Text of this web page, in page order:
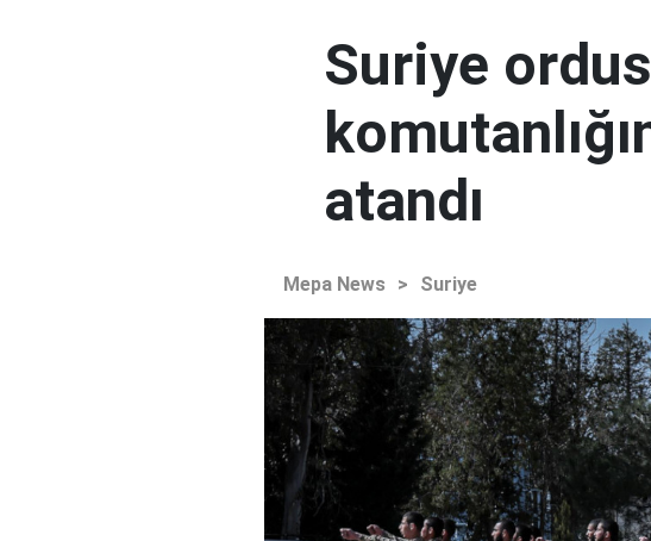
Suriye
atandı
Mepa News > Suriye